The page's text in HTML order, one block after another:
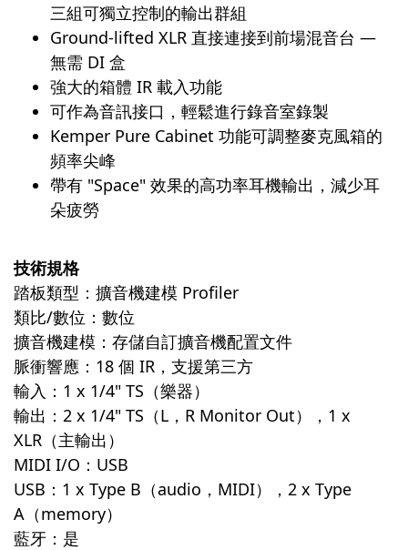
三組可獨立控制的輸出群組
Ground-lifted XLR 直接連接到前場混音台 —
無需 DI 盒
強大的箱體 IR 載入功能
可作為音訊接口，輕鬆進行錄音室錄製
Kemper Pure Cabinet 功能可調整麥克風箱的
頻率尖峰
帶有 "Space" 效果的高功率耳機輸出，減少耳
朵疲勞
技術規格
踏板類型：擴音機建模 Profiler
類比/數位：數位
擴音機建模：存儲自訂擴音機配置文件
脈衝響應：18 個 IR，支援第三方
輸入：1 x 1/4" TS（樂器）
輸出：2 x 1/4" TS（L，R Monitor Out），1 x
XLR（主輸出）
MIDI I/O：USB
USB：1 x Type B（audio，MIDI），2 x Type
A（memory）
藍牙：是